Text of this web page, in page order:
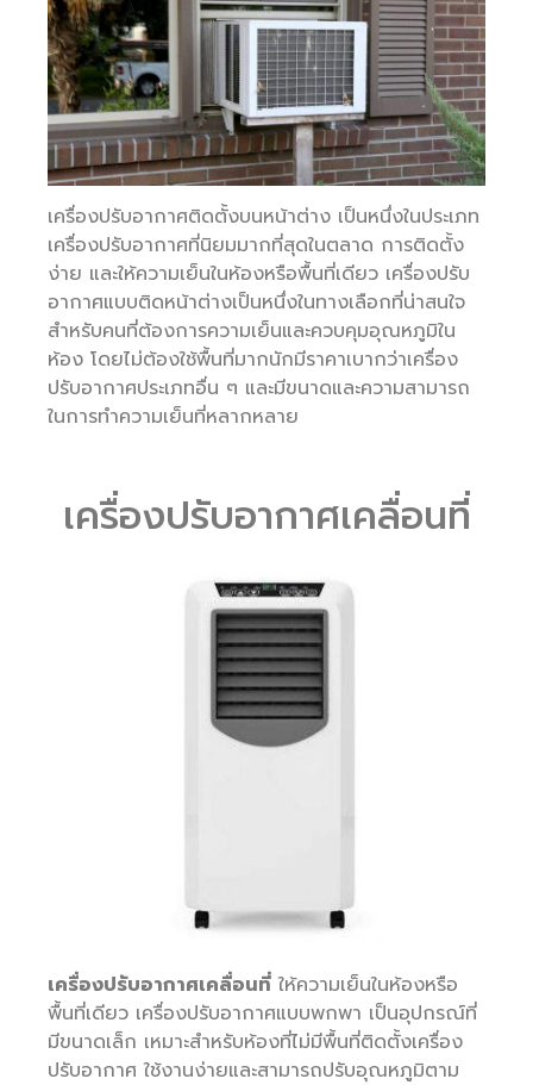
เครื่องปรับอากาศติดตั้งบนหน้าต่าง เป็นหนึ่งในประเภท
เครื่องปรับอากาศที่นิยมมากที่สุดในตลาด การติดตั้ง
ง่าย และให้ความเย็นในห้องหรือพื้นที่เดียว เครื่องปรับ
อากาศแบบติดหน้าต่างเป็นหนึ่งในทางเลือกที่น่าสนใจ
สำหรับคนที่ต้องการความเย็นและควบคุมอุณหภูมิใน
ห้อง โดยไม่ต้องใช้พื้นที่มากนักมีราคาเบากว่าเครื่อง
ปรับอากาศประเภทอื่น ๆ และมีขนาดและความสามารถ
ในการทำความเย็นที่หลากหลาย
เครื่องปรับอากาศเคลื่อนที่
เครื่องปรับอากาศเคลื่อนที่ ให้ความเย็นในห้องหรือ
พื้นที่เดียว เครื่องปรับอากาศแบบพกพา เป็นอุปกรณ์ที่
มีขนาดเล็ก เหมาะสำหรับห้องที่ไม่มีพื้นที่ติดตั้งเครื่อง
ปรับอากาศ ใช้งานง่ายและสามารถปรับอุณหภูมิตาม